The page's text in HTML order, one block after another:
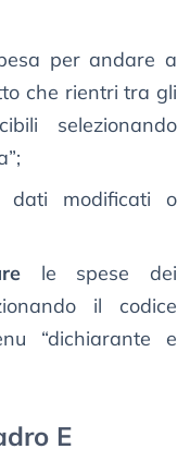
per andare a
che rientri tra gli
selezionando
modificati o
le spese dei
il codice
“dichiarante e
E